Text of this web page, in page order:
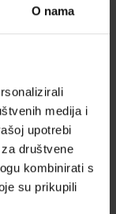
O nama
medija i
upotrebi
društvene
kombinirati s
su prikupili
Band 9 Pro
- Unisex